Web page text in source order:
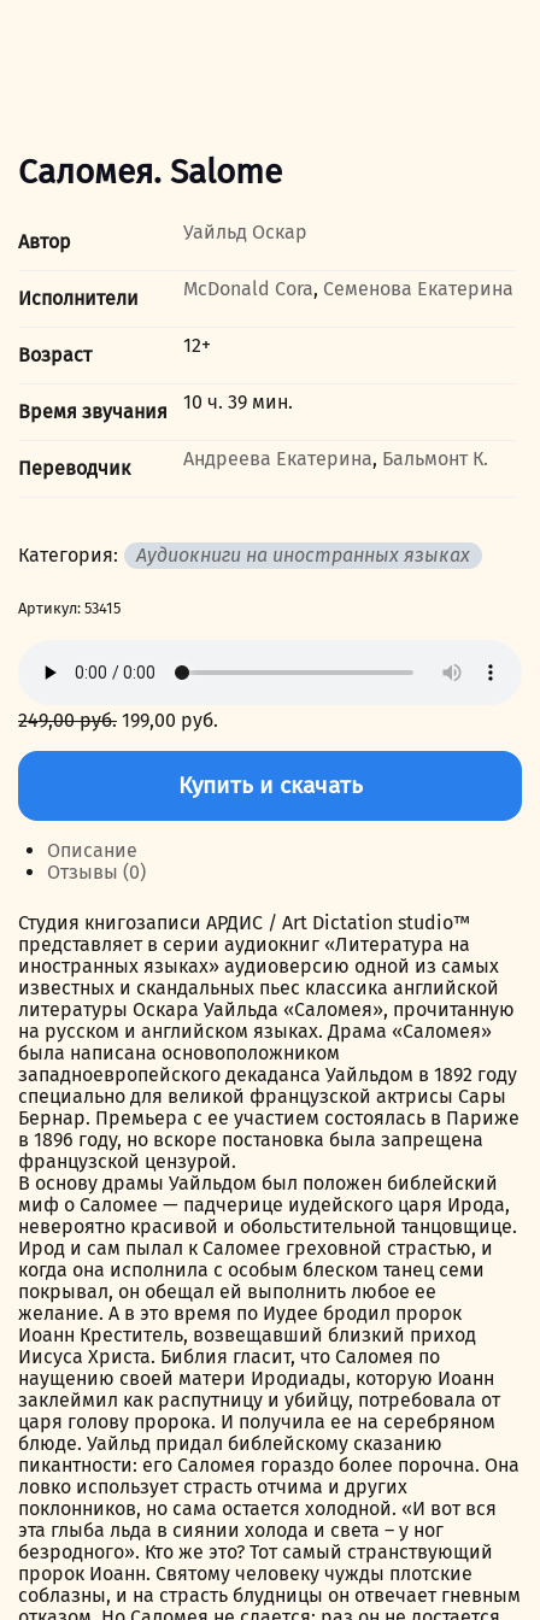
Саломея. Salome
Автор Уайльд Оскар
Исполнители McDonald Cora, Семенова Екатерина
Возраст 12+
Время звучания 10 ч. 39 мин.
Переводчик Андреева Екатерина, Бальмонт К.
Категория: Аудиокниги на иностранных языках
Артикул: 53415
249,00руб. Первоначальная
249,00 руб..
199,00 руб.
Количество
Саломея.
Salome
Купить и скачать
Описание
Отзывы (0)
Студия книгозаписи АРДИС / Art Dictation studio™
представляет в серии аудиокниг «Литература на
иностранных языках» аудиоверсию одной из самых
известных и скандальных пьес классика английской
литературы Оскара Уайльда «Саломея», прочитанную
на русском и английском языках. Драма «Саломея»
была написана основоположником
западноевропейского декаданса Уайльдом в 1892 году
специально для великой французской актрисы Сары
Бернар. Премьера с ее участием состоялась в Париже
в 1896 году, но вскоре постановка была запрещена
французской цензурой.
В основу драмы Уайльдом был положен библейский
миф о Саломее — падчерице иудейского царя Ирода,
невероятно красивой и обольстительной танцовщице.
Ирод и сам пылал к Саломее греховной страстью, и
когда она исполнила с особым блеском танец семи
покрывал, он обещал ей выполнить любое ее
желание. А в это время по Иудее бродил пророк
Иоанн Креститель, возвещавший близкий приход
Иисуса Христа. Библия гласит, что Саломея по
наущению своей матери Иродиады, которую Иоанн
заклеймил как распутницу и убийцу, потребовала от
царя голову пророка. И получила ее на серебряном
блюде. Уайльд придал библейскому сказанию
пикантности: его Саломея гораздо более порочна. Она
ловко использует страсть отчима и других
поклонников, но сама остается холодной. «И вот вся
эта глыба льда в сиянии холода и света – у ног
безродного». Кто же это? Тот самый странствующий
пророк Иоанн. Святому человеку чужды плотские
соблазны, и на страсть блудницы он отвечает гневным